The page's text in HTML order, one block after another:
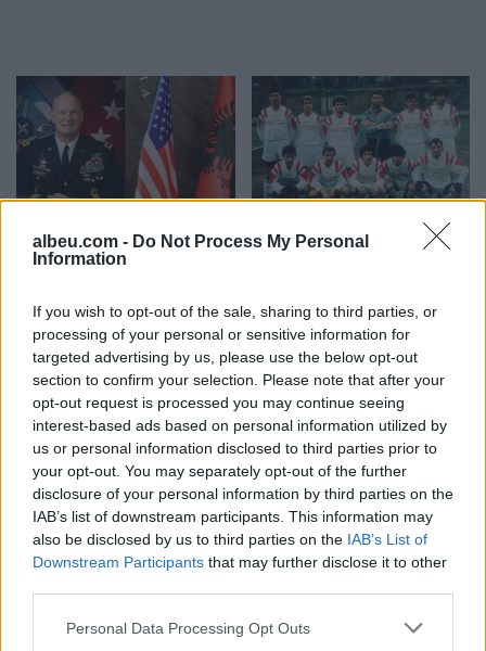
albeu.com - Do Not Process My Personal
Information
If you wish to opt-out of the sale, sharing to third parties, or
processing of your personal or sensitive information for
targeted advertising by us, please use the below opt-out
section to confirm your selection. Please note that after your
opt-out request is processed you may continue seeing
interest-based ads based on personal information utilized by
us or personal information disclosed to third parties prior to
your opt-out. You may separately opt-out of the further
disclosure of your personal information by third parties on the
IAB’s list of downstream participants. This information may
also be disclosed by us to third parties on the IAB’s List of
Downstream Participants that may further disclose it to other
Personal Data Processing Opt Outs
nga Senati si ambasador i
Trump
Futbolli librazhdas në zi,
ndahet nga jeta Besnik
Flakët përhapen me
shpejtësi në Pocest të
Dibrës, disa banesa në
rrezik
Pedagogët në shërbim të
regjimit! Apeli i aktivistes
nga protesta: Të
bashkohemi për
Shqipërinë që meritojmë